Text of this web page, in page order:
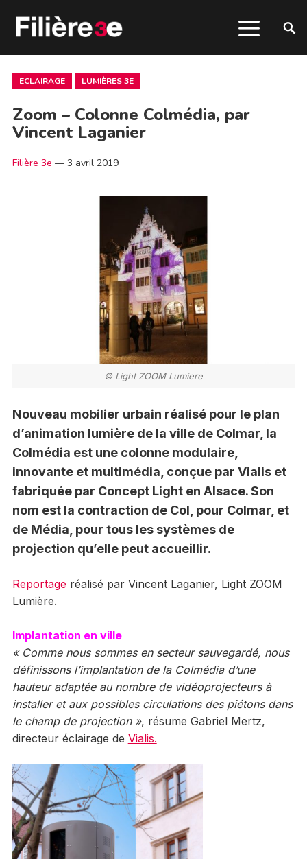
ECLAIRAGE LUMIÈRES 3E
Zoom – Colonne Colmédia, par
Vincent Laganier
Filière 3e — 3 avril 2019
© Light ZOOM Lumiere
Nouveau mobilier urbain réalisé pour le plan
d’animation lumière de la ville de Colmar, la
Colmédia est une colonne modulaire,
innovante et multimédia, conçue par Vialis et
fabriquée par Concept Light en Alsace. Son
nom est la contraction de Col, pour Colmar, et
de Média, pour tous les systèmes de
projection qu’elle peut accueillir.
Reportageréalisé par Vincent Laganier, Light ZOOM
Lumière.
Implantation en ville
« Comme nous sommes en secteur sauvegardé, nous
définissons l’implantation de la Colmédia d’une
hauteur adaptée au nombre de vidéoprojecteurs à
installer et aux possibles circulations des piétons dans
le champ de projection », résume Gabriel Mertz,
directeur éclairage de Vialis.